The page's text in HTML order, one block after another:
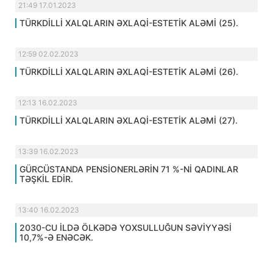
21:49 17.01.2023
TÜRKDİLLİ XALQLARIN ƏXLAQİ-ESTETİK ALƏMİ (25).
12:59 02.02.2023
TÜRKDİLLİ XALQLARIN ƏXLAQİ-ESTETİK ALƏMİ (26).
12:13 16.02.2023
TÜRKDİLLİ XALQLARIN ƏXLAQİ-ESTETİK ALƏMİ (27).
13:39 16.02.2023
GÜRCÜSTANDA PENSİONERLƏRİN 71 %-Nİ QADINLAR
TƏŞKİL EDİR.
13:40 16.02.2023
2030-CU İLDƏ ÖLKƏDƏ YOXSULLUĞUN SƏVİYYƏSİ
10,7%-Ə ENƏCƏK.